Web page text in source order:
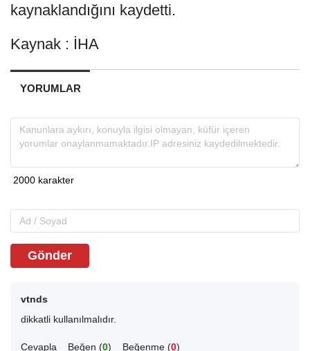
kaynaklandığını kaydetti.
Kaynak : İHA
YORUMLAR
Gönder
vtnds
dikkatli kullanılmalıdır.
Cevapla Beğen (0) Beğenme (0)